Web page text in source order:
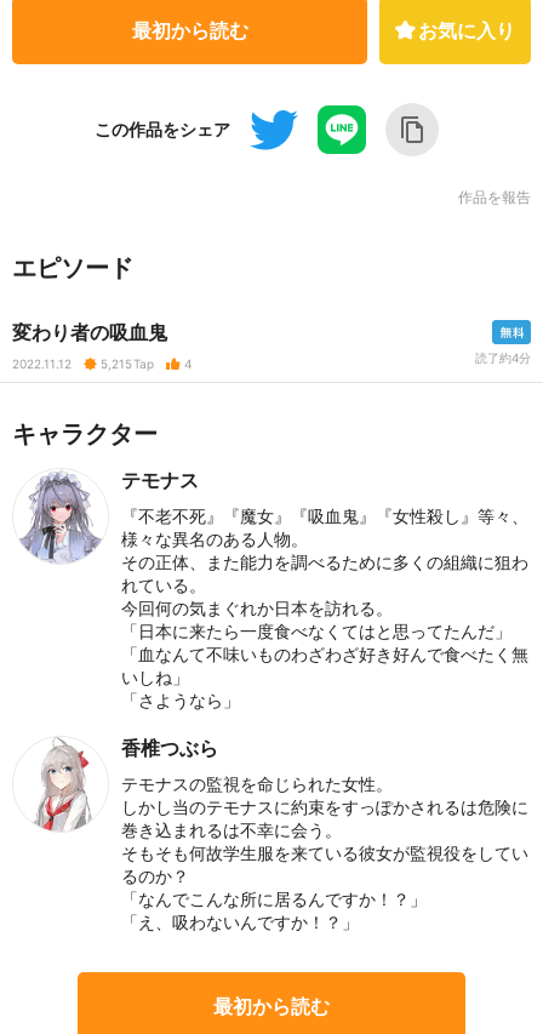
最初から読む お気に入り
この作品をシェア
作品を報告
エピソード
変わり者の吸血鬼
2022.11.12 5,215Tap 4 読了約4分
キャラクター
テモナス
『不老不死』『魔女』『吸血鬼』『女性殺し』等々、
様々な異名のある人物。
その正体、また能力を調べるために多くの組織に狙わ
れている。
今回何の気まぐれか日本を訪れる。
「日本に来たら一度食べなくてはと思ってたんだ」
「血なんて不味いものわざわざ好き好んで食べたく無
いしね」
「さようなら」
香椎つぶら
テモナスの監視を命じられた女性。
しかし当のテモナスに約束をすっぽかされるは危険に
巻き込まれるは不幸に会う。
そもそも何故学生服を来ている彼女が監視役をしてい
るのか？
「なんでこんな所に居るんですか！？」
「え、吸わないんですか！？」
最初から読む